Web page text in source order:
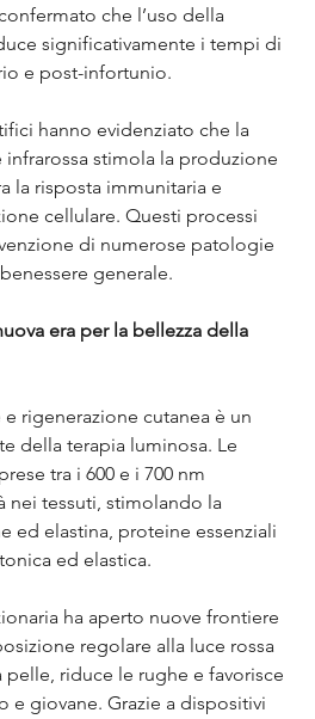
che l’uso della
significativamente i tempi di
e post-infortunio.
hanno evidenziato che la
infrarossa stimola la produzione
la risposta immunitaria e
cellulare. Questi processi
di numerose patologie
generale.
era per la bellezza della
rigenerazione cutanea è un
della terapia luminosa. Le
tra i 600 e i 700 nm
nei tessuti, stimolando la
ed elastina, proteine essenziali
ed elastica.
ha aperto nuove frontiere
regolare alla luce rossa
riduce le rughe e favorisce
e giovane. Grazie a dispositivi